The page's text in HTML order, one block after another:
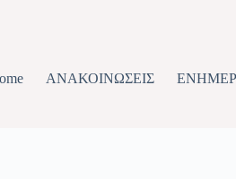
ΑΝΑΚΟΙΝΩΣΕΙΣ